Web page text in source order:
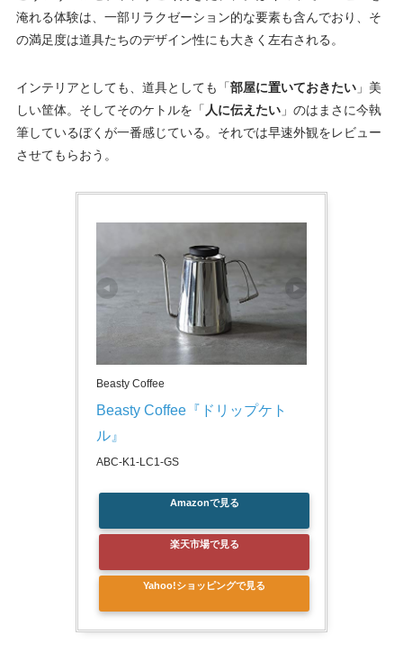
淹れる体験は、一部リラクゼーション的な要素も含んでおり、そ
の満足度は道具たちのデザイン性にも大きく左右される。
インテリアとしても、道具としても「部屋に置いておきたい」美
しい筐体。そしてそのケトルを「 人に伝えたい」のはまさに今執
筆しているぼくが一番感じている。それでは早速外観をレビュー
させてもらおう。
Beasty Coffee
Beasty Coffee『ドリップケト
ル』
ABC-K1-LC1-GS
Amazonで見る
楽天市場で見る
Yahoo!ショッピングで見る